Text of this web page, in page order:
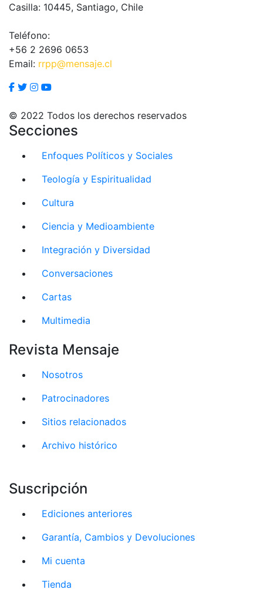
Casilla: 10445, Santiago, Chile
Teléfono:
+56 2 2696 0653
Email: rrpp@mensaje.cl
© 2022 Todos los derechos reservados
Secciones
Enfoques Políticos y Sociales
Teología y Espiritualidad
Cultura
Ciencia y Medioambiente
Integración y Diversidad
Conversaciones
Cartas
Multimedia
Revista Mensaje
Nosotros
Patrocinadores
Sitios relacionados
Archivo histórico
Suscripción
Ediciones anteriores
Garantía, Cambios y Devoluciones
Mi cuenta
Tienda